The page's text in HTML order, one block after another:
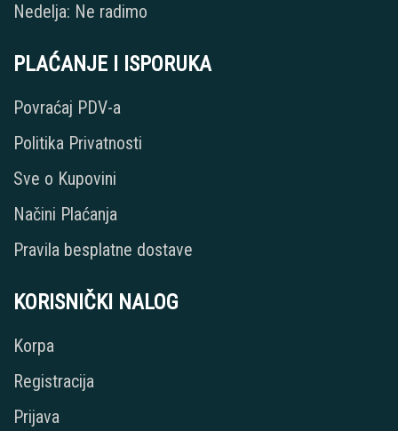
Nedelja: Ne radimo
PLAĆANJE I ISPORUKA
Povraćaj PDV-a
Politika Privatnosti
Sve o Kupovini
Načini Plaćanja
Pravila besplatne dostave
KORISNIČKI NALOG
Korpa
Registracija
Prijava